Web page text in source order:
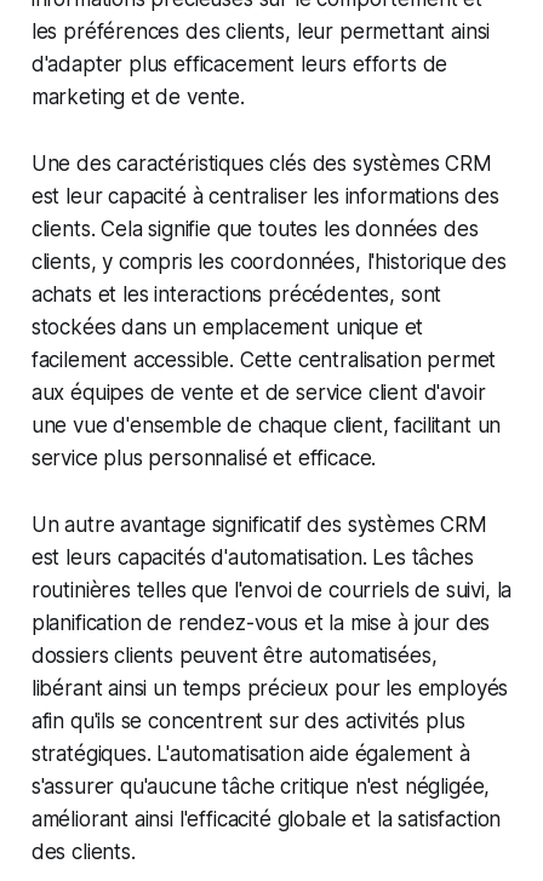
les préférences des clients, leur permettant ainsi
d'adapter plus efficacement leurs efforts de
marketing et de vente.
Une des caractéristiques clés des systèmes CRM
est leur capacité à centraliser les informations des
clients. Cela signifie que toutes les données des
clients, y compris les coordonnées, l'historique des
achats et les interactions précédentes, sont
stockées dans un emplacement unique et
facilement accessible. Cette centralisation permet
aux équipes de vente et de service client d'avoir
une vue d'ensemble de chaque client, facilitant un
service plus personnalisé et efficace.
Un autre avantage significatif des systèmes CRM
est leurs capacités d'automatisation. Les tâches
routinières telles que l'envoi de courriels de suivi, la
planification de rendez-vous et la mise à jour des
dossiers clients peuvent être automatisées,
libérant ainsi un temps précieux pour les employés
afin qu'ils se concentrent sur des activités plus
stratégiques. L'automatisation aide également à
s'assurer qu'aucune tâche critique n'est négligée,
améliorant ainsi l'efficacité globale et la satisfaction
des clients.